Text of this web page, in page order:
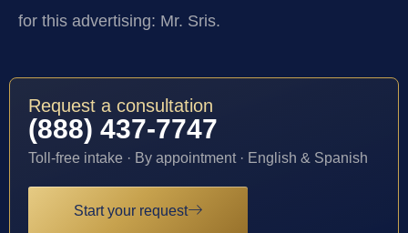
for this advertising: Mr. Sris.
Request a consultation
(888) 437-7747
Toll-free intake · By appointment · English & Spanish
Start your request